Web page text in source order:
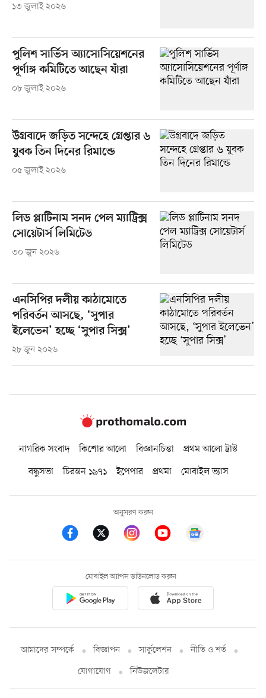
১৩ জুলাই ২০২৬
পুলিশ সার্ভিস অ্যাসোসিয়েশনের
পূর্ণাঙ্গ কমিটিতে আছেন যাঁরা
০৮ জুলাই ২০২৬
উগ্রবাদে জড়িত সন্দেহে গ্রেপ্তার ৬
যুবক তিন দিনের রিমান্ডে
০৫ জুলাই ২০২৬
লিড প্লাটিনাম সনদ পেল ম্যাট্রিক্স
সোয়েটার্স লিমিটেড
৩০ জুন ২০২৬
এনসিপির দলীয় কাঠামোতে
পরিবর্তন আসছে, ‘সুপার
ইলেভেন’ হচ্ছে ‘সুপার সিক্স’
২৮ জুন ২০২৬
নাগরিক সংবাদ কিশোর আলো বিজ্ঞানচিন্তা
প্রথম আলো ট্রাস্ট
বন্ধুসভা
চিরন্তন ১৯৭১ ইপেপার প্রথমা মোবাইল ভ্যাস
অনুসরণ করুন
মোবাইল অ্যাপস ডাউনলোড করুন
আমাদের সম্পর্কে বিজ্ঞাপন সার্কুলেশন
নীতি ও শর্ত
যোগাযোগ
নিউজলেটার